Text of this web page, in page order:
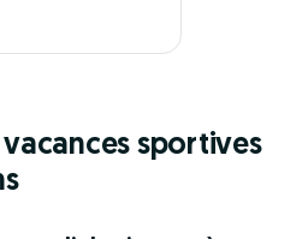
sportives